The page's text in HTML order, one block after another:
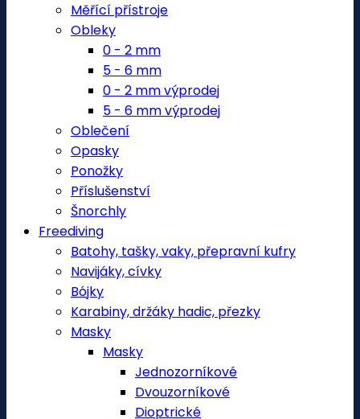
Měřící přístroje
Obleky
0 - 2 mm
5 - 6 mm
0 - 2 mm výprodej
5 - 6 mm výprodej
Oblečení
Opasky
Ponožky
Příslušenství
Šnorchly
Freediving
Batohy, tašky, vaky, přepravní kufry
Navijáky, cívky
Bójky
Karabiny, držáky hadic, přezky
Masky
Masky
Jednozorníkové
Dvouzorníkové
Dioptrické